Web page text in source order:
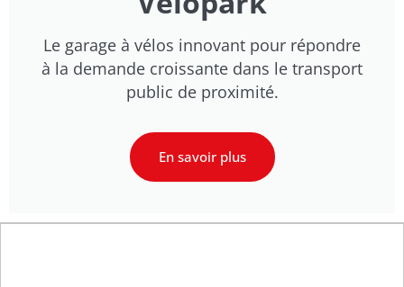
Le garage à vélos innovant pour répondre
à la demande croissante dans le transport
public de proximité.
En savoir plus